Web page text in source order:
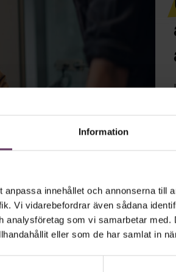
Information
innehållet och annonserna till
Vi vidarebefordrar även sådana
analysföretag som vi samarbetar
eller som de har samlat in